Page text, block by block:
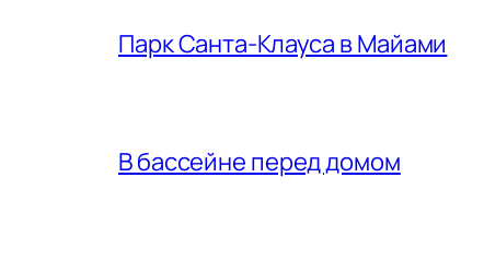
Парк Санта-Клауса в Майами
В бассейне перед домом